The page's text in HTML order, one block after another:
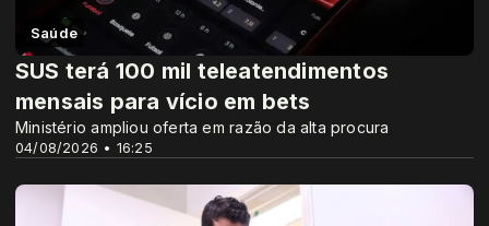
Saúde
04/08/2026 • 16:25
SUS terá 100 mil teleatendimentos
mensais para vício em bets
Ministério ampliou oferta em razão da alta procura